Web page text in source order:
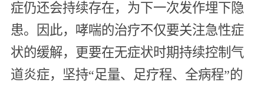
症仍还会持续存在，为下一次发作埋下隐
患。因此，哮喘的治疗不仅要关注急性症
状的缓解，更要在无症状时期持续控制气
道炎症，坚持“足量、足疗程、全病程”的